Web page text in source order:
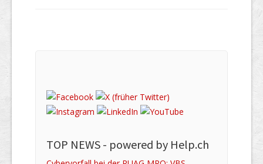
TOP NEWS - powered by Help.ch